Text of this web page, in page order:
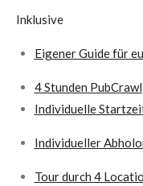
Inklusive
Eigener Guide für
4 Stunden PubCrawl
Individuelle
Individueller
Tour durch 4